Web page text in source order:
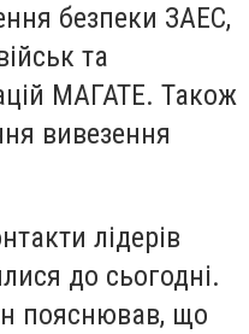
безпеки ЗАЕС,
та
МАГАТЕ. Також
вивезення
лідерів
до сьогодні.
пояснював, що